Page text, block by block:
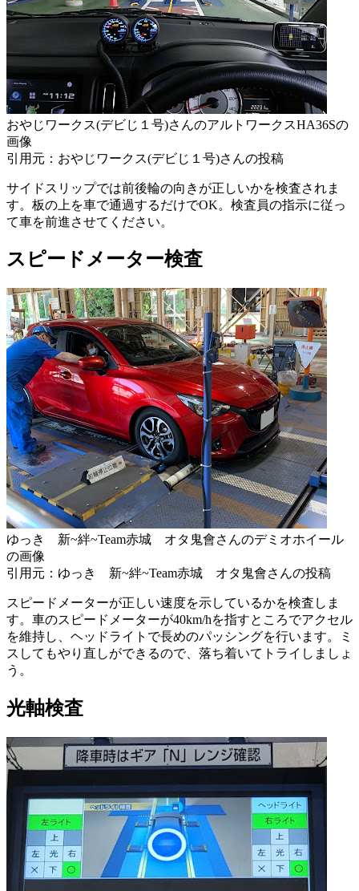
おやじワークス(デビじ１号)さんのアルトワークスHA36Sの
画像
引用元：おやじワークス(デビじ１号)さんの投稿
サイドスリップでは前後輪の向きが正しいかを検査されま
す。板の上を車で通過するだけでOK。検査員の指示に従っ
て車を前進させてください。
スピードメーター検査
ゆっき 新~絆~Team赤城 オタ鬼會さんのデミオホイール
の画像
引用元：ゆっき 新~絆~Team赤城 オタ鬼會さんの投稿
スピードメーターが正しい速度を示しているかを検査しま
す。車のスピードメーターが40km/hを指すところでアクセル
を維持し、ヘッドライトで長めのパッシングを行います。ミ
スしてもやり直しができるので、落ち着いてトライしましょ
う。
光軸検査